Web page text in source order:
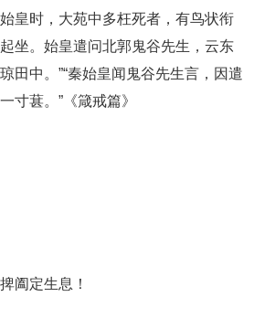
皇时，大苑中多枉死者，有鸟状衔
坐。始皇遣问北郭鬼谷先生，云东
田中。”“秦始皇闻鬼谷先生言，因遣
寸葚。”《箴戒篇》
阖定生息！